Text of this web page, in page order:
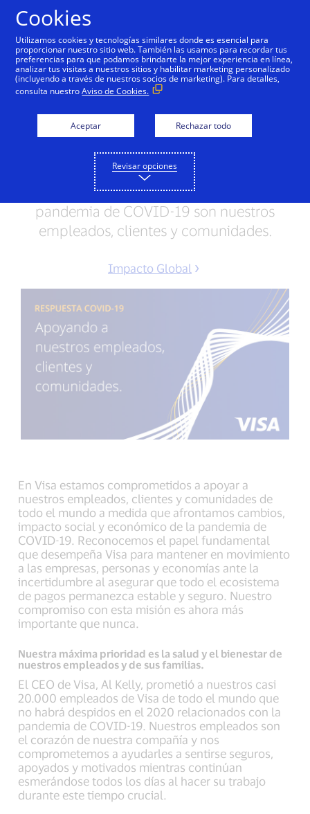
Visa se compromete a
enfrentar los desafíos
que tenemos por
delante
Nuestra prioridad al enfrentar la
pandemia de COVID-19 son nuestros
empleados, clientes y comunidades.
Impacto Global
En Visa estamos comprometidos a apoyar a
nuestros empleados, clientes y comunidades de
todo el mundo a medida que afrontamos cambios,
impacto social y económico de la pandemia de
COVID-19. Reconocemos el papel fundamental
que desempeña Visa para mantener en movimiento
a las empresas, personas y economías ante la
incertidumbre al asegurar que todo el ecosistema
de pagos permanezca estable y seguro. Nuestro
compromiso con esta misión es ahora más
importante que nunca.
Nuestra máxima prioridad es la salud y el bienestar de
nuestros empleados y de sus familias.
El CEO de Visa, Al Kelly, prometió a nuestros casi
20.000 empleados de Visa de todo el mundo que
no habrá despidos en el 2020 relacionados con la
pandemia de COVID-19. Nuestros empleados son
el corazón de nuestra compañía y nos
comprometemos a ayudarles a sentirse seguros,
apoyados y motivados mientras continúan
esmerándose todos los días al hacer su trabajo
durante este tiempo crucial.
Cookies
Utilizamos cookies y tecnologías similares donde es esencial para
proporcionar nuestro sitio web. También las usamos para recordar tus
preferencias para que podamos brindarte la mejor experiencia en línea,
analizar tus visitas a nuestros sitios y habilitar marketing personalizado
(incluyendo a través de nuestros socios de marketing). Para detalles,
consulta nuestroAviso de Cookies.
Aceptar Rechazar todo
Revisar opciones